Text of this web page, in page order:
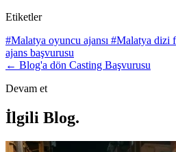
Etiketler
#Malatya oyuncu ajansı #Malatya dizi
ajans başvurusu
← Blog'a dön Casting Başvurusu
Devam et
İlgili Blog.